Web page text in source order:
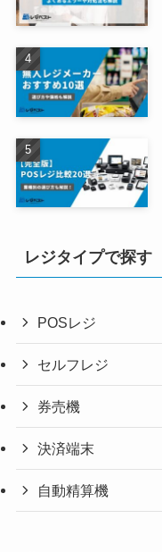
レジタイプで探す
POSレジ
セルフレジ
券売機
決済端末
自動精算機